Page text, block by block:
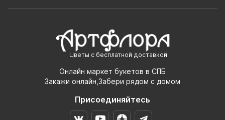
Цветы с бесплатной доставкой!
Онлайн маркет букетов в СПБ
Закажи онлайн,Забери рядом с домом
Присоединяйтесь